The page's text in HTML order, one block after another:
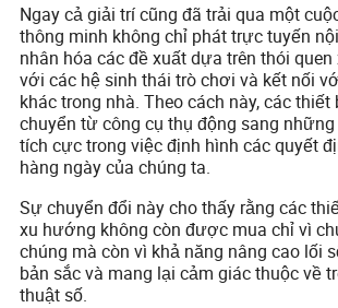
Ngay cả giải trí cũng đã trải qua một
thông minh không chỉ phát trực tuyến
nhân hóa các đề xuất dựa trên thói
với các hệ sinh thái trò chơi và kết nối
khác trong nhà. Theo cách này, các
chuyển từ công cụ thụ động sang
tích cực trong việc định hình các quyết
hàng ngày của chúng ta.
Sự chuyển đổi này cho thấy rằng các
xu hướng không còn được mua chỉ vì
chúng mà còn vì khả năng nâng cao lối
bản sắc và mang lại cảm giác thuộc về
thuật số.